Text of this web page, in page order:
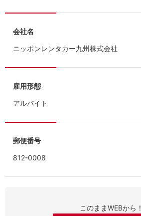
会社名
ニッポンレンタカー九州株式会社
雇用形態
アルバイト
郵便番号
812-0008
このままWEBから！